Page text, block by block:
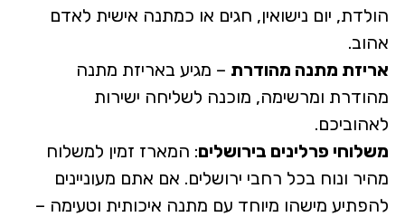
הולדת, יום נישואין, חגים או כמתנה אישית לאדם
אהוב.
אריזת מתנה מהודרת – מגיע באריזת מתנה
מהודרת ומרשימה, מוכנה לשליחה ישירות
לאהוביכם.
משלוחי פרלינים בירושלים: המארז זמין למשלוח
מהיר ונוח בכל רחבי ירושלים. אם אתם מעוניינים
להפתיע מישהו מיוחד עם מתנה איכותית וטעימה –